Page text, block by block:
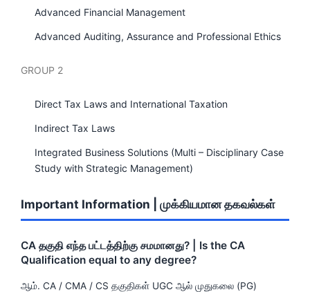
Advanced Financial Management
Advanced Auditing, Assurance and Professional Ethics
GROUP 2
Direct Tax Laws and International Taxation
Indirect Tax Laws
Integrated Business Solutions (Multi – Disciplinary Case
Study with Strategic Management)
Important Information | முக்கியமான தகவல்கள்
CA தகுதி எந்த பட்டத்திற்கு சமமானது? | Is the CA
Qualification equal to any degree?
ஆம். CA / CMA / CS தகுதிகள் UGC ஆல் முதுகலை (PG)